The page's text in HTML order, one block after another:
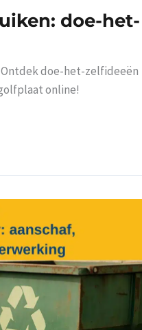
doe-het-
doe-het-zelfideeën
online!